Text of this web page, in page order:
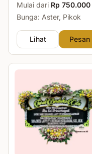
Mulai dari Rp 750.000
Bunga: Aster, Pikok
Lihat Pesan